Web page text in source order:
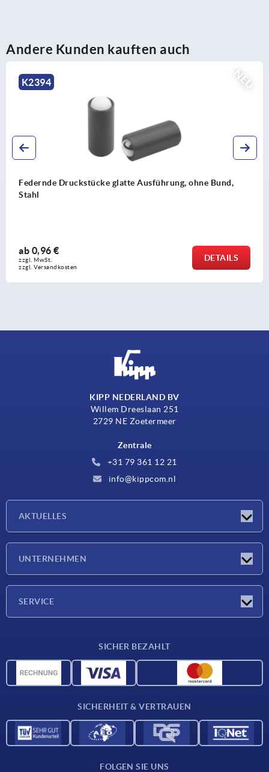
Andere Kunden kauften auch
Druckstücke glatte Ausführung, ohne Bund,
0,96 €
MwSt.
Versandkosten
DETAILS
KIPP NEDERLAND BV
Willem Dreeslaan 251
2729 NE Zoetermeer
Zentrale
+31 79 361 12 21
info@kippcom.nl
AKTUELLES
UNTERNEHMEN
SERVICE
CAD-Daten
SICHER BEZAHLT
SICHERHEIT & VERTRAUEN
FOLGEN SIE UNS